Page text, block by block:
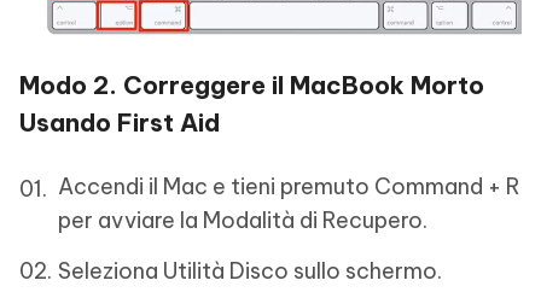
Modo 2. Correggere il MacBook Morto
Usando First Aid
Accendi il Mac e tieni premuto Command + R
per avviare la Modalità di Recupero.
Seleziona Utilità Disco sullo schermo.